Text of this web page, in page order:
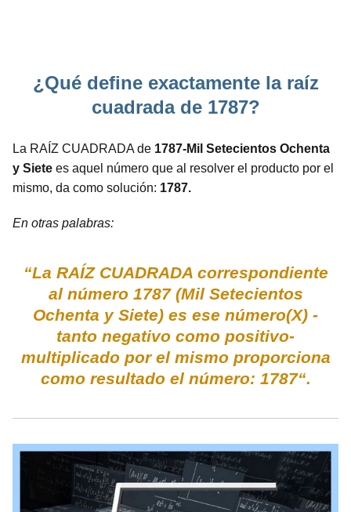
¿Qué define exactamente la raíz
cuadrada de 1787?
La RAÍZ CUADRADA de 1787-Mil Setecientos Ochenta
y Siete es aquel número que al resolver el producto por el
mismo, da como solución: 1787.
En otras palabras:
“La RAÍZ CUADRADA correspondiente
al número 1787 (Mil Setecientos
Ochenta y Siete) es ese número(X) -
tanto negativo como positivo-
multiplicado por el mismo proporciona
como resultado el número: 1787“.